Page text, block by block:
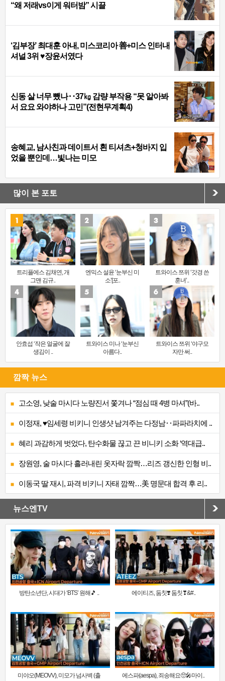
“왜 저래vs이게 워터밤” 시끌
‘김부장’ 최대훈 아내, 미스코리아 善+미스 인터내
셔널 3위 ♥장윤서였다
신동 살 너무 뺐나‥37㎏ 감량 부작용 “못 알아봐
서 요요 와야하나 고민”(전현무계획4)
송혜교, 남사친과 데이트서 흰 티셔츠+청바지 입
었을 뿐인데…빛나는 미모
많이 본 포토
트리플에스 김채연, 개
그맨 김규..
엔믹스 설윤 ‘눈부신 미
소’[포..
트와이스 쯔위 ‘갓경 쓴
훈녀’..
안효섭 ‘작은 얼굴에 잘
생김이 ..
트와이스 미나 ‘눈부신
아름다..
트와이스 쯔위 ‘야구모
자만 써..
깜짝 뉴스
고소영, 낮술 마시다 노량진서 쫓겨나 “점심 때 4병 마셔”(바..
이정재, ♥임세령 비키니 인생샷 남겨주는 다정남‥파파라치에 ..
혜리 과감하게 벗었다, 탄수화물 끊고 끈 비니키 소화 ‘역대급..
장원영, 술 마시다 흘러내린 옷자락 깜짝…리즈 갱신한 인형 비..
이동국 딸 재시, 파격 비키니 자태 깜짝…美 명문대 합격 후 리..
뉴스엔TV
방탄소년단, 시대가 ‘BTS’ 원해🎵 .. 에이티즈, 둠칫❣️ 둠칫❣&#..
미야오(MEOVV), 미모가 넘사벽 (출
에스파(aespa), 죄송해요🥺🎤마이..